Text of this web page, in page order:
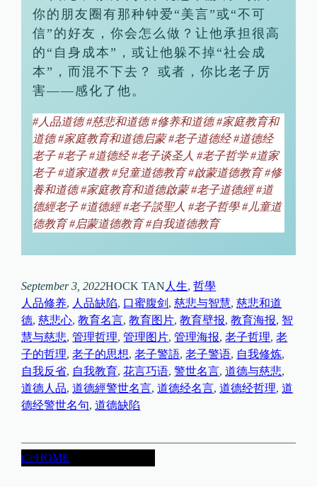
你的朋友圈有那种钟爱“美言”或“不可
信”的好友，你会怎么做？让他承担很高
的“自身成本”，或让他躲不掉“社会成
本”，而混不下去？ 或者，你比老子厉
害——感化了他。
#人品道德#慈悲和道德#修养和道德#家庭教育和
道德#家庭教育和道德启蒙#老子道德经#道德经
老子#老子#道德经#老子谈圣人 #老子哲学#道家
老子#道家道教 #兒童道德教育 #啟蒙道德教育 #修
養和道德#家庭教育和道德啟蒙#老子道德經#道
德經老子#道德經#老子談聖人 #老子哲學#儿童道
德教育 #启蒙道德教育 #自我道德教育
September 3, 2022HOCK TAN人生, 哲學
人品修养, 人品缺陷, 口蜜腹剑 , 慈悲与智慧, 慈悲和道
德, 慈悲心, 教育名言, 教育图片, 教育壁报, 教育海报, 智
慧与慈悲, 管理哲理, 管理图片, 管理海报, 老子哲理, 老
子的哲理, 老子的思想, 老子警語, 老子警语, 自我修炼
自我反省, 自我教育, 花言巧语, 警世名言, 道德与慈悲
道德人品, 道德經警世名言, 道德经名言, 道德经哲理, 道
德经警世名句, 道德缺陷
👉HOME